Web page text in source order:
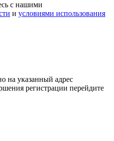
с нашими
и условиями использования
на указанный адрес
регистрации перейдите